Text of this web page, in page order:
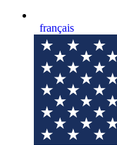
français